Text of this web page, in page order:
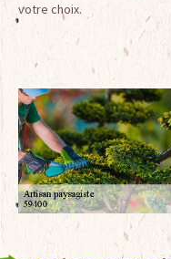
votre choix.